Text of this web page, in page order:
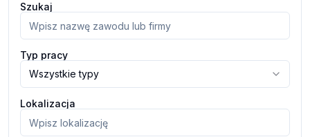
Szukaj
Typ pracy
Lokalizacja